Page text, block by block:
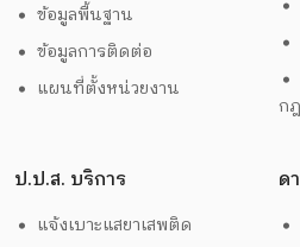
ข้อมูลพื้นฐาน
ข้อมูลการติดต่อ
แผนที่ตั้งหน่วยงาน
ก
ป.ป.ส. บริการ
แจ้งเบาะแสยาเสพติด
ด